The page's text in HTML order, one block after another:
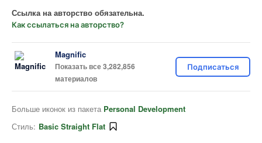
Ссылка на авторство обязательна.
Как ссылаться на авторство?
Magnific
Показать все 3,282,856
материалов
Подписаться
Больше иконок из пакета Personal Development
Стиль: Basic Straight Flat